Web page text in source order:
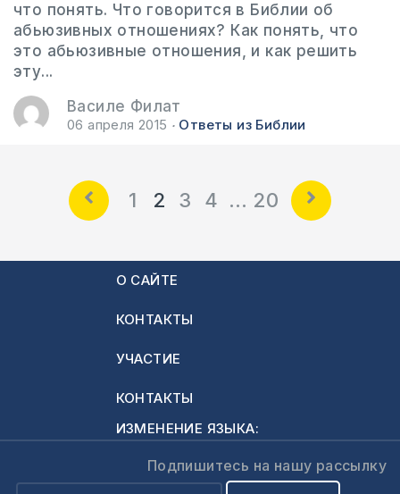
что понять. Что говорится в Библии об
абьюзивных отношениях? Как понять, что
это абьюзивные отношения, и как решить
эту...
Василе Филат
06 апреля 2015 Ответы из Библии
1 2 3 4 … 20
О САЙТЕ
КОНТАКТЫ
УЧАСТИЕ
КОНТАКТЫ
ИЗМЕНЕНИЕ ЯЗЫКА:
Подпишитесь на нашу рассылку